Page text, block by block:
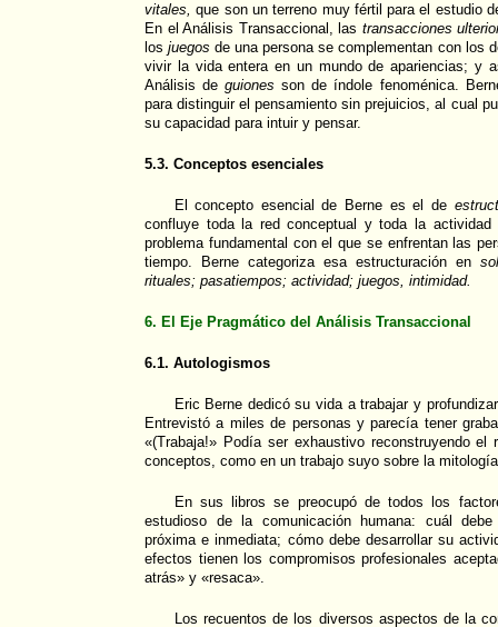
vitales, que son un terreno muy fértil para el estudio
En el Análisis Transaccional, las transacciones
losjuegos de una persona se complementan con los
vivir la vida entera en un mundo de apariencias; y
Análisis deguiones son de índole fenoménica.
para distinguir el pensamiento sin prejuicios, al cual
su capacidad para intuir y pensar.
5.3. Conceptos esenciales
El concepto esencial de Berne es el de
confluye toda la red conceptual y toda la
problema fundamental con el que se enfrentan las
tiempo. Berne categoriza esa estructuración en
rituales; pasatiempos; actividad; juegos, intimidad.
6. El Eje Pragmático del Análisis Transaccional
6.1. Autologismos
Eric Berne dedicó su vida a trabajar y
Entrevistó a miles de personas y parecía tener
«(Trabaja!» Podía ser exhaustivo reconstruyendo el
conceptos, como en un trabajo suyo sobre la
En sus libros se preocupó de todos los
estudioso de la comunicación humana: cuál
próxima e inmediata; cómo debe desarrollar su
efectos tienen los compromisos profesionales
atrás» y «resaca».
Los recuentos de los diversos aspectos de la